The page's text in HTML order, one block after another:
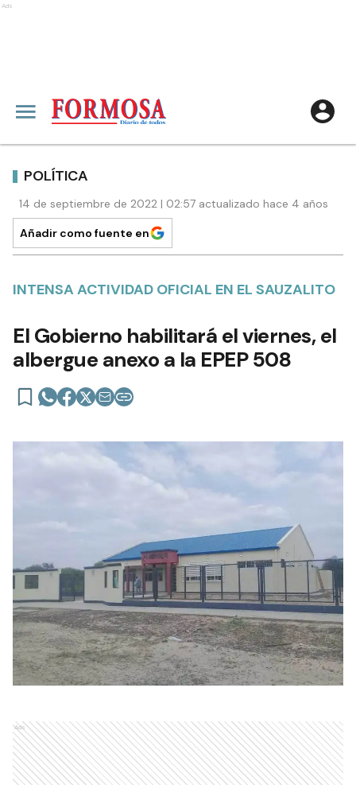
Ads
POLÍTICA
14 de septiembre de 2022 | 02:57 actualizado hace 4 años
Añadir como fuente en
INTENSA ACTIVIDAD OFICIAL EN EL SAUZALITO
El Gobierno habilitará el viernes, el
albergue anexo a la EPEP 508
Ads